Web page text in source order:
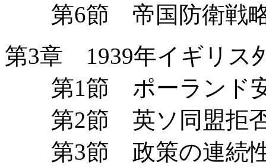
第6節 帝国防衛戦略
第3章 1939年イギリス
第1節 ポーランド安
第2節 英ソ同盟拒
第3節 政策の連続性